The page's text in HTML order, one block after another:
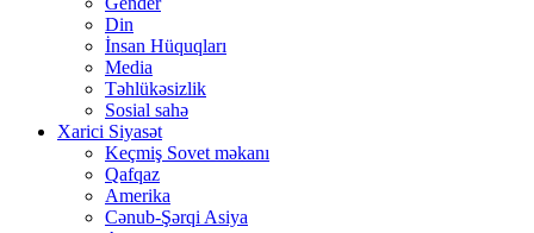
Din
İnsan Hüquqları
Media
Təhlükəsizlik
Sosial sahə
Xarici Siyasət
Keçmiş Sovet məkanı
Qafqaz
Amerika
Cənub-Şərqi Asiya